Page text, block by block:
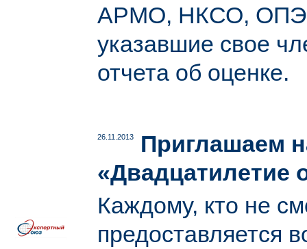
АРМО, НКСО,
указавшие свое
отчета об
26.11.2013
Приглашаем
«Двадцатилетие
Каждому, кто не
предоставляется